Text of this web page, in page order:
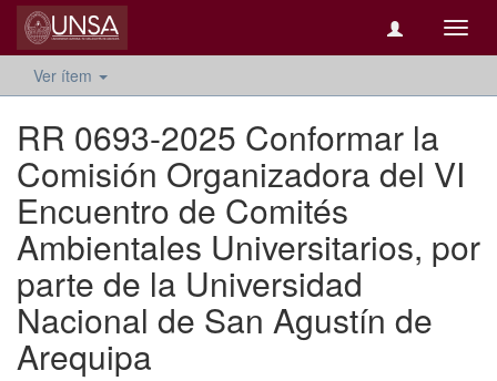
Ver ítem
RR 0693-2025 Conformar la
Comisión Organizadora del VI
Encuentro de Comités
Ambientales Universitarios, por
parte de la Universidad
Nacional de San Agustín de
Arequipa